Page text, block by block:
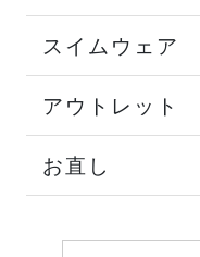
スイムウェア
アウトレット
お直し